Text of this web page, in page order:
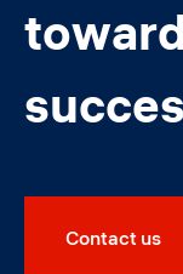
Contact us